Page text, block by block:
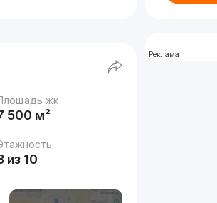
жк
500 м²
из 10
Реклама